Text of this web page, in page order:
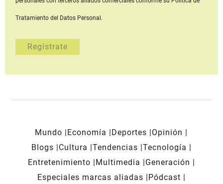
Tratamiento del Datos Personal.
Mundo Economía Deportes
Opinión
Blogs
Cultura Tendencias Tecnología
Entretenimiento
Multimedia
Generación
Especiales marcas aliadas
Pódcast